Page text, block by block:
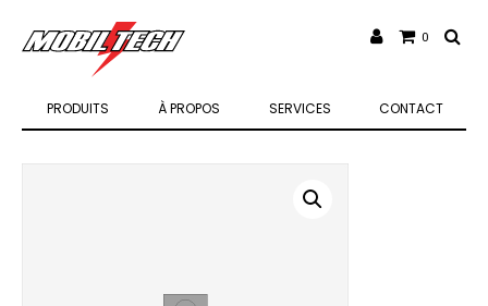
PRODUITS À PROPOS SERVICES CONTACT
0